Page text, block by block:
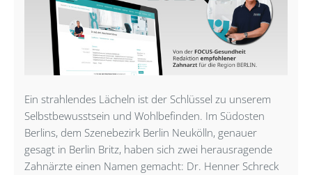
Ein strahlendes Lächeln ist der Schlüssel zu unserem
Selbstbewusstsein und Wohlbefinden. Im Südosten
Berlins, dem Szenebezirk Berlin Neukölln, genauer
gesagt in Berlin Britz, haben sich zwei herausragende
Zahnärzte einen Namen gemacht: Dr. Henner Schreck